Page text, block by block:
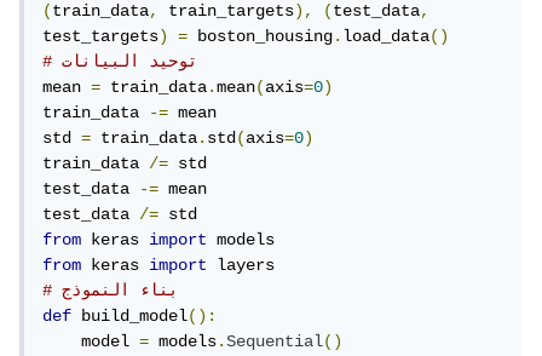
(train_data, train_targets), (test_data,
test_targets) = boston_housing.load_data()
# توحيد البيانات
mean = train_data.mean(axis=0)
train_data -= mean
std = train_data.std(axis=0)
train_data /= std
test_data -= mean
test_data /=
from keras import
from keras import
# بناء النموذج
def build_model():
    model
= models.Sequential()